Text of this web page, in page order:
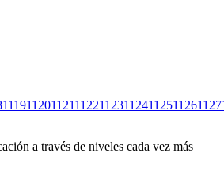
111911201121112211231124112511261127
a través de niveles cada vez más